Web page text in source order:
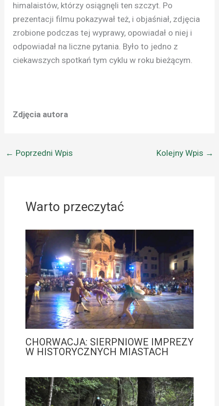
himalaistów, którzy osiągnęli ten szczyt. Po
prezentacji filmu pokazywał też, i objaśniał, zdjęcia
zrobione podczas tej wyprawy, opowiadał o niej i
odpowiadał na liczne pytania. Było to jedno z
ciekawszych spotkań tym cyklu w roku bieżącym.
Zdjęcia autora
← Poprzedni Wpis Kolejny Wpis →
Warto przeczytać
CHORWACJA: SIERPNIOWE IMPREZY
W HISTORYCZNYCH MIASTACH